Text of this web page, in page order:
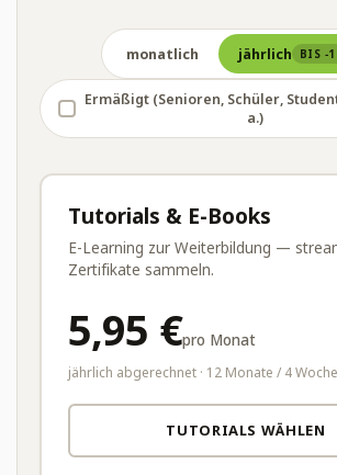
monatlich jährlich BIS
Ermäßigt (Senioren, Schüler,
a.)
Tutorials & E-Books
E-Learning zur Weiterbildung —
Zertifikate sammeln.
5,95 €pro Monat
jährlich abgerechnet · 12 Monate / 4
TUTORIALS WÄHLEN